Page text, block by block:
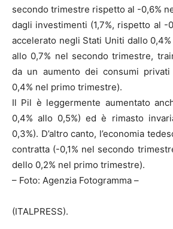
secondo trimestre rispetto al -0,6%
dagli investimenti (1,7%, rispetto al -
accelerato negli Stati Uniti dallo
allo 0,7% nel secondo trimestre,
da un aumento dei consumi
0,4% nel primo trimestre).
Il Pil è leggermente aumentato
0,4% allo 0,5%) ed è rimasto
0,3%). D’altro canto, l’economia
contratta (-0,1% nel secondo
dello 0,2% nel primo trimestre).
– Foto: Agenzia Fotogramma –
(ITALPRESS).